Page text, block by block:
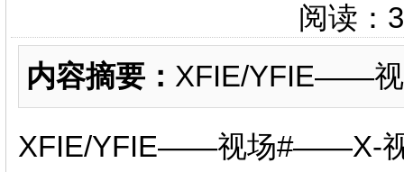
阅读：
内容摘要： XFIE/YFIE——
XFIE/YFIE——视场#——X-视